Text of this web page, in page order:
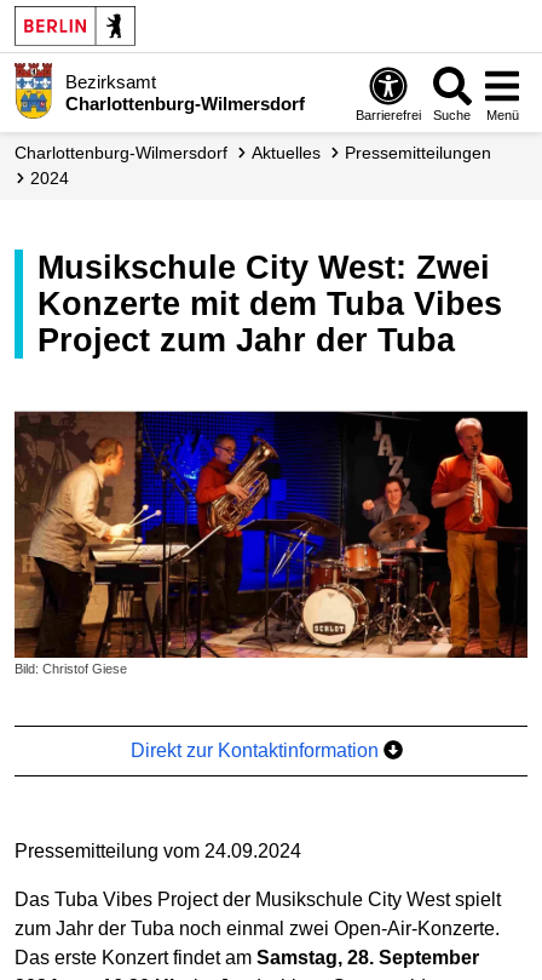
Bezirksamt
Charlottenburg-Wilmersdorf
Barrierefrei Suche Menü
Charlottenburg-Wilmersdorf Aktuelles
Presse­mitteilungen
2024
Musikschule City West: Zwei
Konzerte mit dem Tuba Vibes
Project zum Jahr der Tuba
Bild: Christof Giese
Direkt zur Kontaktinformation
Pressemitteilung vom 24.09.2024
Das Tuba Vibes Project der Musikschule City West spielt
zum Jahr der Tuba noch einmal zwei Open-Air-Konzerte.
Das erste Konzert findet am Samstag, 28. September